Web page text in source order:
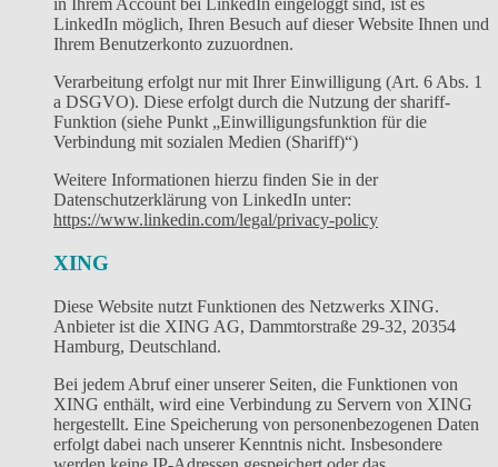
in Ihrem Account bei LinkedIn eingeloggt sind, ist es
LinkedIn möglich, Ihren Besuch auf dieser Website Ihnen und
Ihrem Benutzerkonto zuzuordnen.
Verarbeitung erfolgt nur mit Ihrer Einwilligung (Art. 6 Abs. 1
a DSGVO). Diese erfolgt durch die Nutzung der shariff-
Funktion (siehe Punkt „Einwilligungsfunktion für die
Verbindung mit sozialen Medien (Shariff)“)
Weitere Informationen hierzu finden Sie in der
Datenschutzerklärung von LinkedIn unter:
https://www.linkedin.com/legal/privacy-policy
XING
Diese Website nutzt Funktionen des Netzwerks XING.
Anbieter ist die XING AG, Dammtorstraße 29-32, 20354
Hamburg, Deutschland.
Bei jedem Abruf einer unserer Seiten, die Funktionen von
XING enthält, wird eine Verbindung zu Servern von XING
hergestellt. Eine Speicherung von personenbezogenen Daten
erfolgt dabei nach unserer Kenntnis nicht. Insbesondere